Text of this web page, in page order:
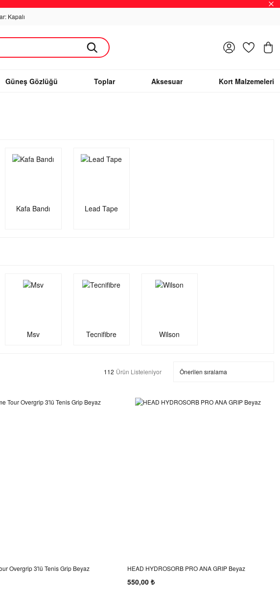
Kapalı
Giriş Yap
Güneş Gözlüğü Toplar Aksesuar Kort Malzemeleri
Kafa Bandı Lead Tape
Msv Tecnifibre Wilson
112 Ürün Listeleniyor
Overgrip 3'lü Tenis Grip Beyaz HEAD HYDROSORB PRO ANA GRIP Beyaz
550,00 ₺